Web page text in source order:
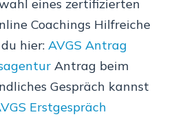
eines zertifizierten
Coachings Hilfreiche
hier: AVGS Antrag
Antrag beim
Gespräch kannst
Erstgespräch